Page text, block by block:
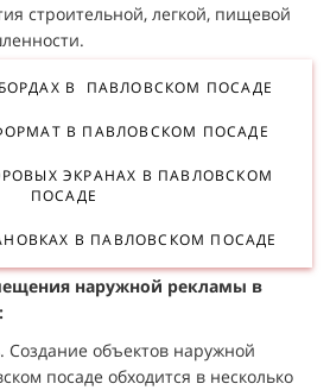
строительной, легкой, пищевой
В ПАВЛОВСКОМ ПОСАДЕ
В ПАВЛОВСКОМ ПОСАДЕ
ЭКРАНАХ В ПАВЛОВСКОМ
ПОСАДЕ
В ПАВЛОВСКОМ ПОСАДЕ
наружной рекламы в
Создание объектов наружной
посаде обходится в несколько